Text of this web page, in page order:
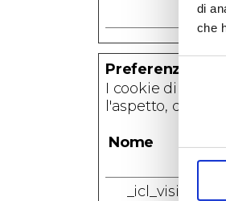
di
che
Selezione
consenso
Preferenze (2)
I cookie di
l'aspetto, quali
Nome